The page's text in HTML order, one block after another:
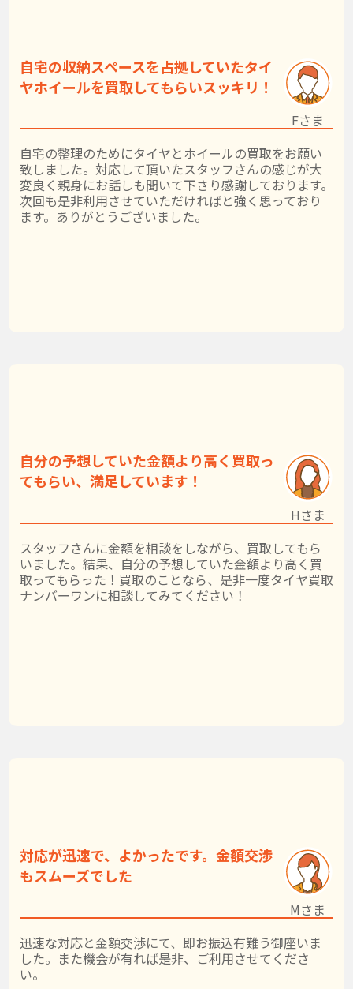
自宅の収納スペースを占拠していたタイ
ヤホイールを買取してもらいスッキリ！
自宅の整理のためにタイヤとホイールの買取をお願い
致しました。対応して頂いたスタッフさんの感じが大
変良く親身にお話しも聞いて下さり感謝しております。
次回も是非利用させていただければと強く思っており
ます。ありがとうございました。
Fさま
自分の予想していた金額より高く買取っ
てもらい、満足しています！
スタッフさんに金額を相談をしながら、買取してもら
いました。結果、自分の予想していた金額より高く買
取ってもらった！買取のことなら、是非一度タイヤ買取
ナンバーワンに相談してみてください！
Hさま
対応が迅速で、よかったです。金額交渉
もスムーズでした
迅速な対応と金額交渉にて、即お振込有難う御座いま
した。また機会が有れば是非、ご利用させてくださ
い。
Mさま